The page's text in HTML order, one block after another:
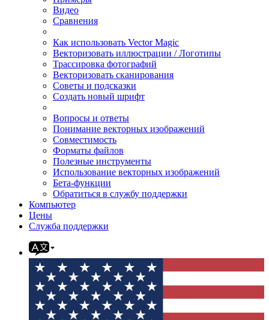
Видео
Сравнения
Как использовать Vector Magic
Векторизовать иллюстрации / Логотипы
Трассировка фотографий
Векторизовать сканирования
Советы и подсказки
Создать новый шрифт
Вопросы и ответы
Понимание векторных изображений
Совместимость
Форматы файлов
Полезные инструменты
Использование векторных изображений
Бета-функции
Обратиться в службу поддержки
Компьютер
Цены
Служба поддержки